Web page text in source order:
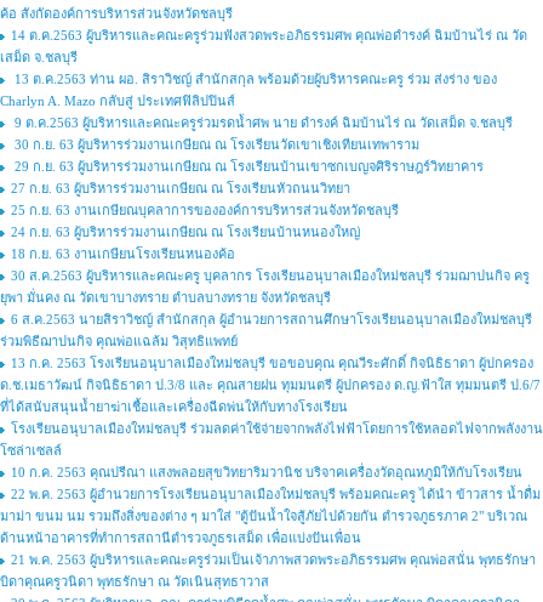
ค้อ สังกัดองค์การบริหารส่วนจังหวัดชลบุรี
14 ต.ค.2563 ผู้บริหารและคณะครูร่วมฟังสวดพระอภิธรรมศพ คุณพ่อดำรงค์ ฉิมบ้านไร่ ณ วัด
เสม็ด จ.ชลบุรี
13 ต.ค.2563 ท่าน ผอ. สิราวิชญ์ สำนักสกุล พร้อมด้วยผู้บริหารคณะครู ร่วม ส่งร่าง ของ
Charlyn A. Mazo กลับสู่ ประเทศฟิลิปปินส์
9 ต.ค.2563 ผู้บริหารและคณะครูร่วมรดน้ำศพ นาย ดำรงค์ ฉิมบ้านไร่ ณ วัดเสม็ด จ.ชลบุรี
30 ก.ย. 63 ผู้บริหารร่วมงานเกษียณ ณ โรงเรียนวัดเขาเชิงเทียนเทพาราม
29 ก.ย. 63 ผู้บริหารร่วมงานเกษียณ ณ โรงเรียนบ้านเขาซกเบญจศิริราษฎร์วิทยาคาร
27 ก.ย. 63 ผู้บริหารร่วมงานเกษียณ ณ โรงเรียนหัวถนนวิทยา
25 ก.ย. 63 งานเกษียณบุคลาการขององค์การบริหารส่วนจังหวัดชลบุรี
24 ก.ย. 63 ผู้บริหารร่วมงานเกษียณ ณ โรงเรียนบ้านหนองใหญ่
18 ก.ย. 63 งานเกษียนโรงเรียนหนองค้อ
30 ส.ค.2563 ผู้บริหารและคณะครู บุคลากร โรงเรียนอนุบาลเมืองใหม่ชลบุรี ร่วมฌาปนกิจ ครู
ยุพา มั่นคง ณ วัดเขาบางทราย ตำบลบางทราย จังหวัดชลบุรี
6 ส.ค.2563 นายสิราวิชญ์ สำนักสกุล ผู้อำนวยการสถานศึกษาโรงเรียนอนุบาลเมืองใหม่ชลบุรี
ร่วมพิธีฌาปนกิจ คุณพ่อแฉล้ม วิสุทธิแพทย์
13 ก.ค. 2563 โรงเรียนอนุบาลเมืองใหม่ชลบุรี ขอขอบคุณ คุณวีระศักดิ์ กิจนิธิธาดา ผู้ปกครอง
ด.ช.เมธาวัฒน์ กิจนิธิธาดา ป.3/8 และ คุณสายฝน ทุมมนตรี ผู้ปกครอง ด.ญ.ฟ้าใส ทุมมนตรี ป.6/7
ที่ได้สนับสนุนน้ำยาฆ่าเชื้อและเครื่องฉีดพ่นให้กับทางโรงเรียน
โรงเรียนอนุบาลเมืองใหม่ชลบุรี ร่วมลดค่าใช้จ่ายจากพลังไฟฟ้าโดยการใช้หลอดไฟจากพลังงาน
โซล่าเซลล์
10 ก.ค. 2563 คุณปรีณา แสงพลอยสุขวิทยาริมวานิช บริจาคเครื่องวัดอุณหภูมิให้กับโรงเรียน
22 พ.ค. 2563 ผู้อำนวยการโรงเรียนอนุบาลเมืองใหม่ชลบุรี พร้อมคณะครู ได้นำ ข้าวสาร น้ำดื่ม
มาม่า ขนม นม รวมถึงสิ่งของต่าง ๆ มาใส่ "ตู้ปันน้ำใจสู้ภัยไปด้วยกัน ตำรวจภูธรภาค 2" บริเวณ
ด้านหน้าอาคารที่ทำการสถานีตำรวจภูธรเสม็ด เพื่อแบ่งปันเพื่อน
21 พ.ค. 2563 ผู้บริหารและคณะครูร่วมเป็นเจ้าภาพสวดพระอภิธรรมศพ คุณพ่อสนั่น พุทธรักษา
บิดาคุณครูวนิดา พุทธรักษา ณ วัดเนินสุทธาวาส